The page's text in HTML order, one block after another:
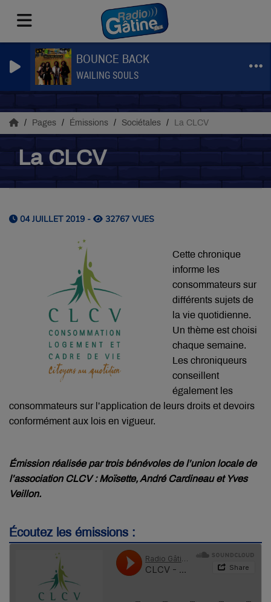
BOUNCE BACK
WAILING SOULS
Pages Émissions Sociétales La CLCV
La CLCV
04 JUILLET 2019 - 32767 VUES
Cette chronique
informe les
consommateurs sur
différents sujets de
la vie quotidienne.
Un thème est choisi
chaque semaine.
Les chroniqueurs
conseillent
également les
consommateurs sur l’application de leurs droits et devoirs
conformément aux lois en vigueur.
Émission réalisée par trois bénévoles de l’union locale de
l’association CLCV : Moïsette, André Cardineau et Yves
Veillon.
Écoutez les émissions :